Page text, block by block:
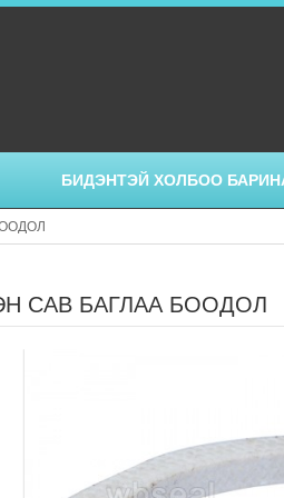
БИДЭНТЭЙ ХОЛБОО
САВ БАГЛАА БООДОЛ